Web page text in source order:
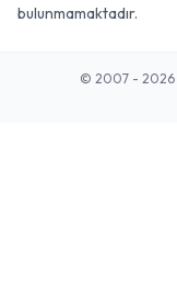
bulunmamaktadır.
© 2007 - 2026